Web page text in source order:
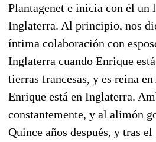
Plantagenet e inicia con él un
Inglaterra. Al principio, nos
íntima colaboración con
Inglaterra cuando Enrique está
tierras francesas, y es reina
Enrique está en Inglaterra.
constantemente, y al alimón
Quince años después, y tras